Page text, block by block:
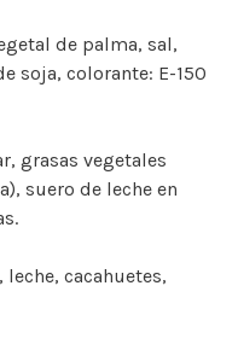
de palma, sal,
soja, colorante: E-150
grasas vegetales
suero de leche en
cacahuetes,